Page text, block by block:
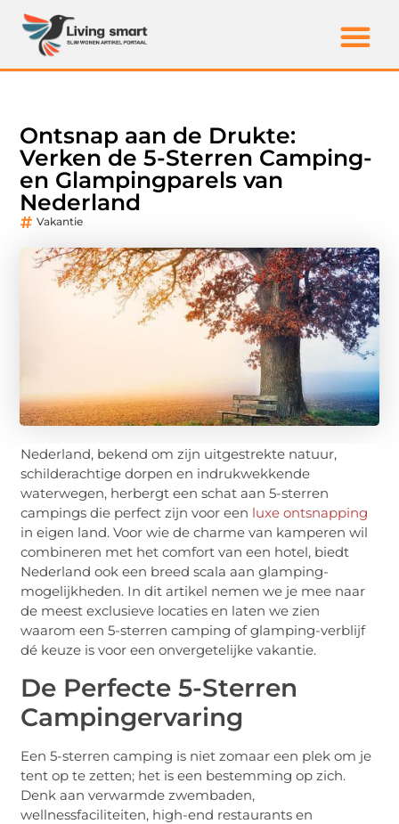
Ontsnap aan de Drukte:
Verken de 5-Sterren Camping-
en Glampingparels van
Nederland
Vakantie
Nederland, bekend om zijn uitgestrekte natuur,
schilderachtige dorpen en indrukwekkende
waterwegen, herbergt een schat aan 5-sterren
campings die perfect zijn voor een luxe ontsnapping
in eigen land. Voor wie de charme van kamperen wil
combineren met het comfort van een hotel, biedt
Nederland ook een breed scala aan glamping-
mogelijkheden. In dit artikel nemen we je mee naar
de meest exclusieve locaties en laten we zien
waarom een 5-sterren camping of glamping-verblijf
dé keuze is voor een onvergetelijke vakantie.
De Perfecte 5-Sterren
Campingervaring
Een 5-sterren camping is niet zomaar een plek om je
tent op te zetten; het is een bestemming op zich.
Denk aan verwarmde zwembaden,
wellnessfaciliteiten, high-end restaurants en